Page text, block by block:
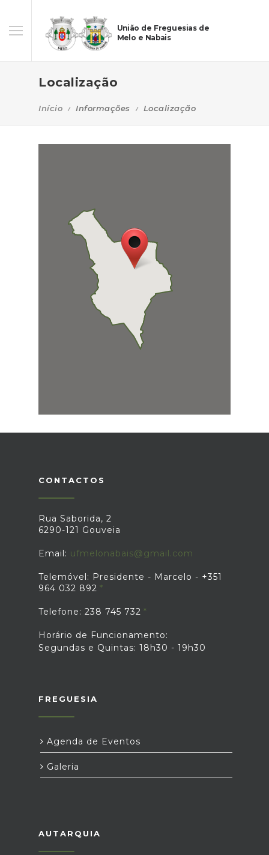
União de Freguesias de
Melo e Nabais
Localização
Início Informações Localização
CONTACTOS
Rua Saborida, 2
6290-121 Gouveia
Email: ufmelonabais@gmail.com
Telemóvel: Presidente - Marcelo - +351
964 032 892
Telefone: 238 745 732
Horário de Funcionamento:
Segundas e Quintas: 18h30 - 19h30
FREGUESIA
Agenda de Eventos
Galeria
AUTARQUIA